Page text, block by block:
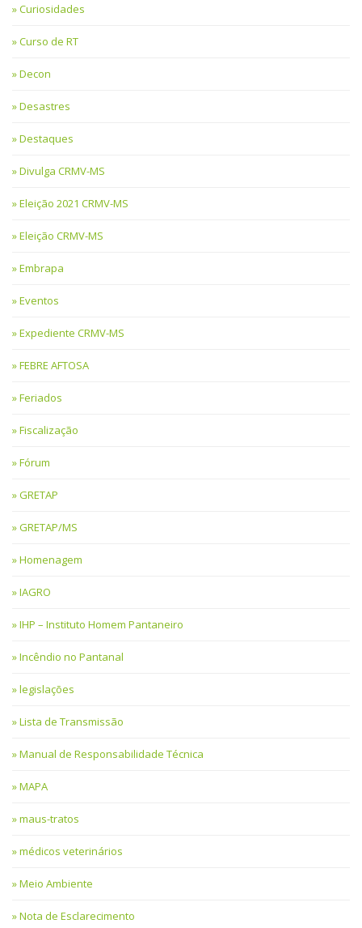
Curiosidades
Curso de RT
Decon
Desastres
Destaques
Divulga CRMV-MS
Eleição 2021 CRMV-MS
Eleição CRMV-MS
Embrapa
Eventos
Expediente CRMV-MS
FEBRE AFTOSA
Feriados
Fiscalização
Fórum
GRETAP
GRETAP/MS
Homenagem
IAGRO
IHP – Instituto Homem Pantaneiro
Incêndio no Pantanal
legislações
Lista de Transmissão
Manual de Responsabilidade Técnica
MAPA
maus-tratos
médicos veterinários
Meio Ambiente
Nota de Esclarecimento